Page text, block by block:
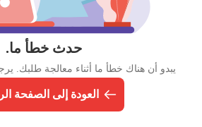
حدث خطأ ما.
يبدو أن هناك خطأ ما أثناء معالجة طلبك.
العودة إلى الصفحة